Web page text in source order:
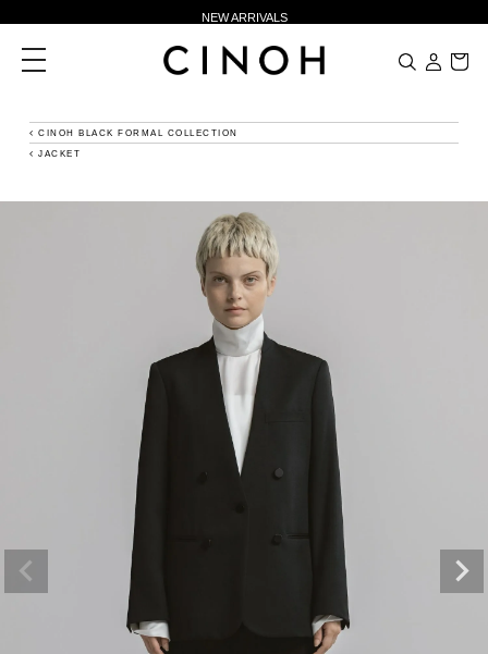
NEW ARRIVALS
新規会員登録500ポイントプレゼント
夏季休業に伴う一部業務休業のお知らせ
ニュースレター登録で¥1,000クーポン進呈
toggle
navigation
CINOH BLACK FORMAL COLLECTION
JACKET